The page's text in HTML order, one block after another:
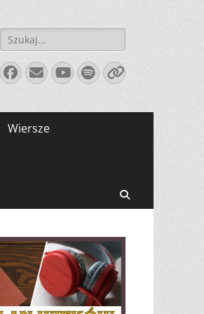
Szukaj:
Facebook
E-
mail
YouTube
Spotify
Link
Wiersze